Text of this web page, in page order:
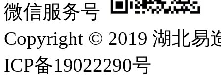
微信服务号
Copyright © 2019 湖北易
ICP备19022290号